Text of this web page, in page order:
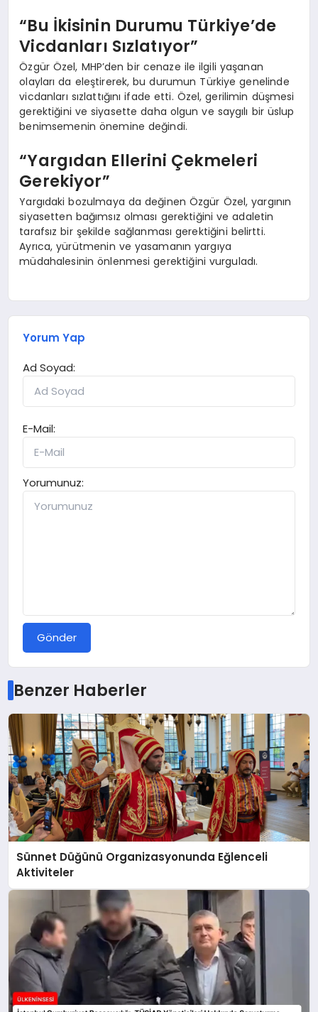
“Bu İkisinin Durumu Türkiye’de
Vicdanları Sızlatıyor”
Özgür Özel, MHP’den bir cenaze ile ilgili yaşanan
olayları da eleştirerek, bu durumun Türkiye genelinde
vicdanları sızlattığını ifade etti. Özel, gerilimin düşmesi
gerektiğini ve siyasette daha olgun ve saygılı bir üslup
benimsemenin önemine değindi.
“Yargıdan Ellerini Çekmeleri
Gerekiyor”
Yargıdaki bozulmaya da değinen Özgür Özel, yargının
siyasetten bağımsız olması gerektiğini ve adaletin
tarafsız bir şekilde sağlanması gerektiğini belirtti.
Ayrıca, yürütmenin ve yasamanın yargıya
müdahalesinin önlenmesi gerektiğini vurguladı.
Yorum Yap
Ad Soyad:
E-Mail:
Yorumunuz:
Gönder
Benzer Haberler
Sünnet Düğünü Organizasyonunda Eğlenceli
Aktiviteler